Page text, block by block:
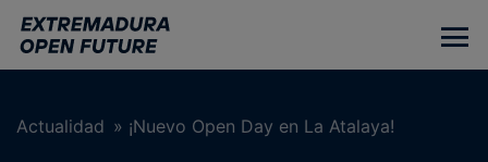
contenido
Actualidad » ¡Nuevo Open Day en La Atalaya!